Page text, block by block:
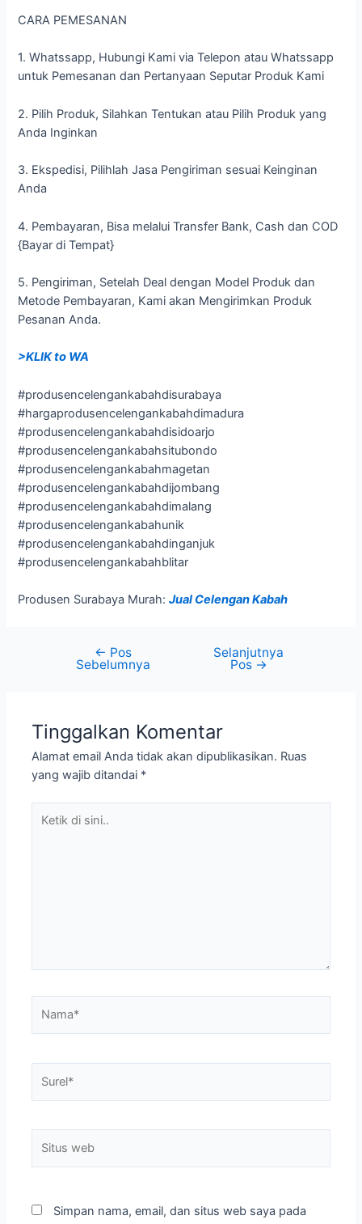
CARA PEMESANAN
1. Whatssapp, Hubungi Kami via Telepon atau Whatssapp
untuk Pemesanan dan Pertanyaan Seputar Produk Kami
2. Pilih Produk, Silahkan Tentukan atau Pilih Produk yang
Anda Inginkan
3. Ekspedisi, Pilihlah Jasa Pengiriman sesuai Keinginan
Anda
4. Pembayaran, Bisa melalui Transfer Bank, Cash dan COD
{Bayar di Tempat}
5. Pengiriman, Setelah Deal dengan Model Produk dan
Metode Pembayaran, Kami akan Mengirimkan Produk
Pesanan Anda.
>KLIK to WA
#produsencelengankabahdisurabaya
#hargaprodusencelengankabahdimadura
#produsencelengankabahdisidoarjo
#produsencelengankabahsitubondo
#produsencelengankabahmagetan
#produsencelengankabahdijombang
#produsencelengankabahdimalang
#produsencelengankabahunik
#produsencelengankabahdinganjuk
#produsencelengankabahblitar
Produsen Surabaya Murah:Jual Celengan Kabah
← Pos
Sebelumnya
Selanjutnya
Pos →
Tinggalkan Komentar
Alamat email Anda tidak akan dipublikasikan. Ruas
yang wajib ditandai *
web
Simpan nama, email, dan situs web saya pada